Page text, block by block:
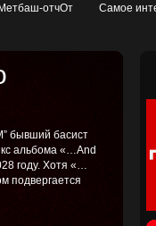
Метбаш-отчОт Самое
бывший басист
альбома «…And
году. Хотя «…
подвергается